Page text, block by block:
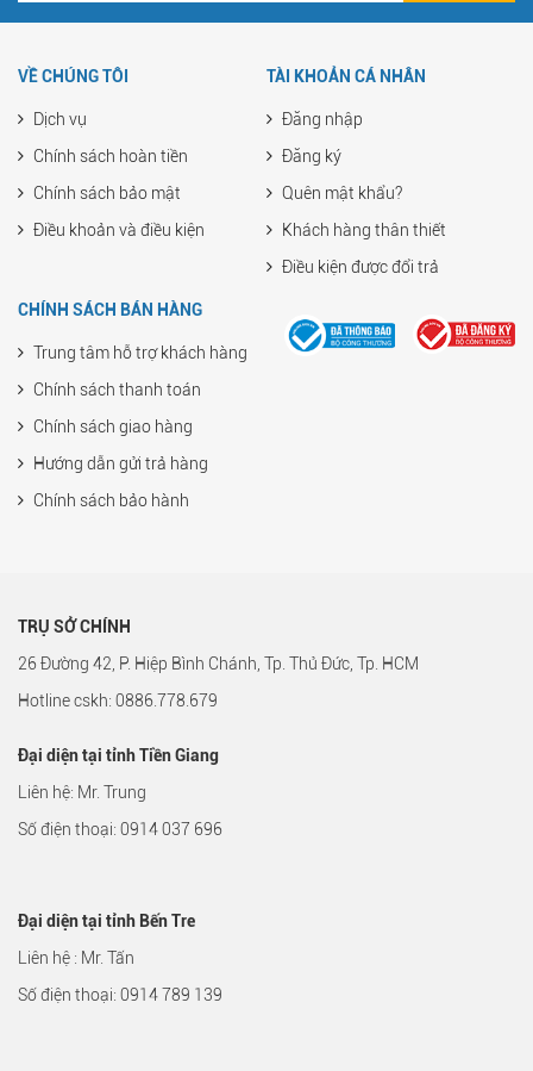
VỀ CHÚNG TÔI
Dịch vụ
Chính sách hoàn tiền
Chính sách bảo mật
Điều khoản và điều kiện
TÀI KHOẢN CÁ NHÂN
Đăng nhập
Đăng ký
Quên mật khẩu?
Khách hàng thân thiết
Điều kiện được đổi trả
CHÍNH SÁCH BÁN HÀNG
Trung tâm hỗ trợ khách hàng
Chính sách thanh toán
Chính sách giao hàng
Hướng dẫn gửi trả hàng
Chính sách bảo hành
TRỤ SỞ CHÍNH
26 Đường 42, P. Hiệp Bình Chánh, Tp. Thủ Đức, Tp. HCM
Hotline cskh: 0886.778.679
Đại diện tại tỉnh Tiền Giang
Liên hệ: Mr. Trung
Số điện thoại: 0914 037 696
Đại diện tại tỉnh Bến Tre
Liên hệ : Mr. Tấn
Số điện thoại: 0914 789 139